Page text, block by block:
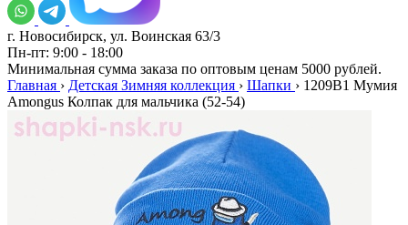
г. Новосибирск, ул. Воинская 63/3
Пн-пт: 9:00 - 18:00
Минимальная сумма заказа по оптовым ценам 5000 рублей.
Главная › Детская Зимняя коллекция › Шапки › 1209B1 Мумия
Amongus Колпак для мальчика (52-54)